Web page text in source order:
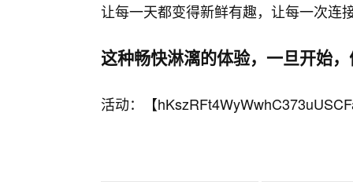
让每一天都变得新鲜有趣，让每一次连
这种畅快淋漓的体验，一旦开始
活动：【